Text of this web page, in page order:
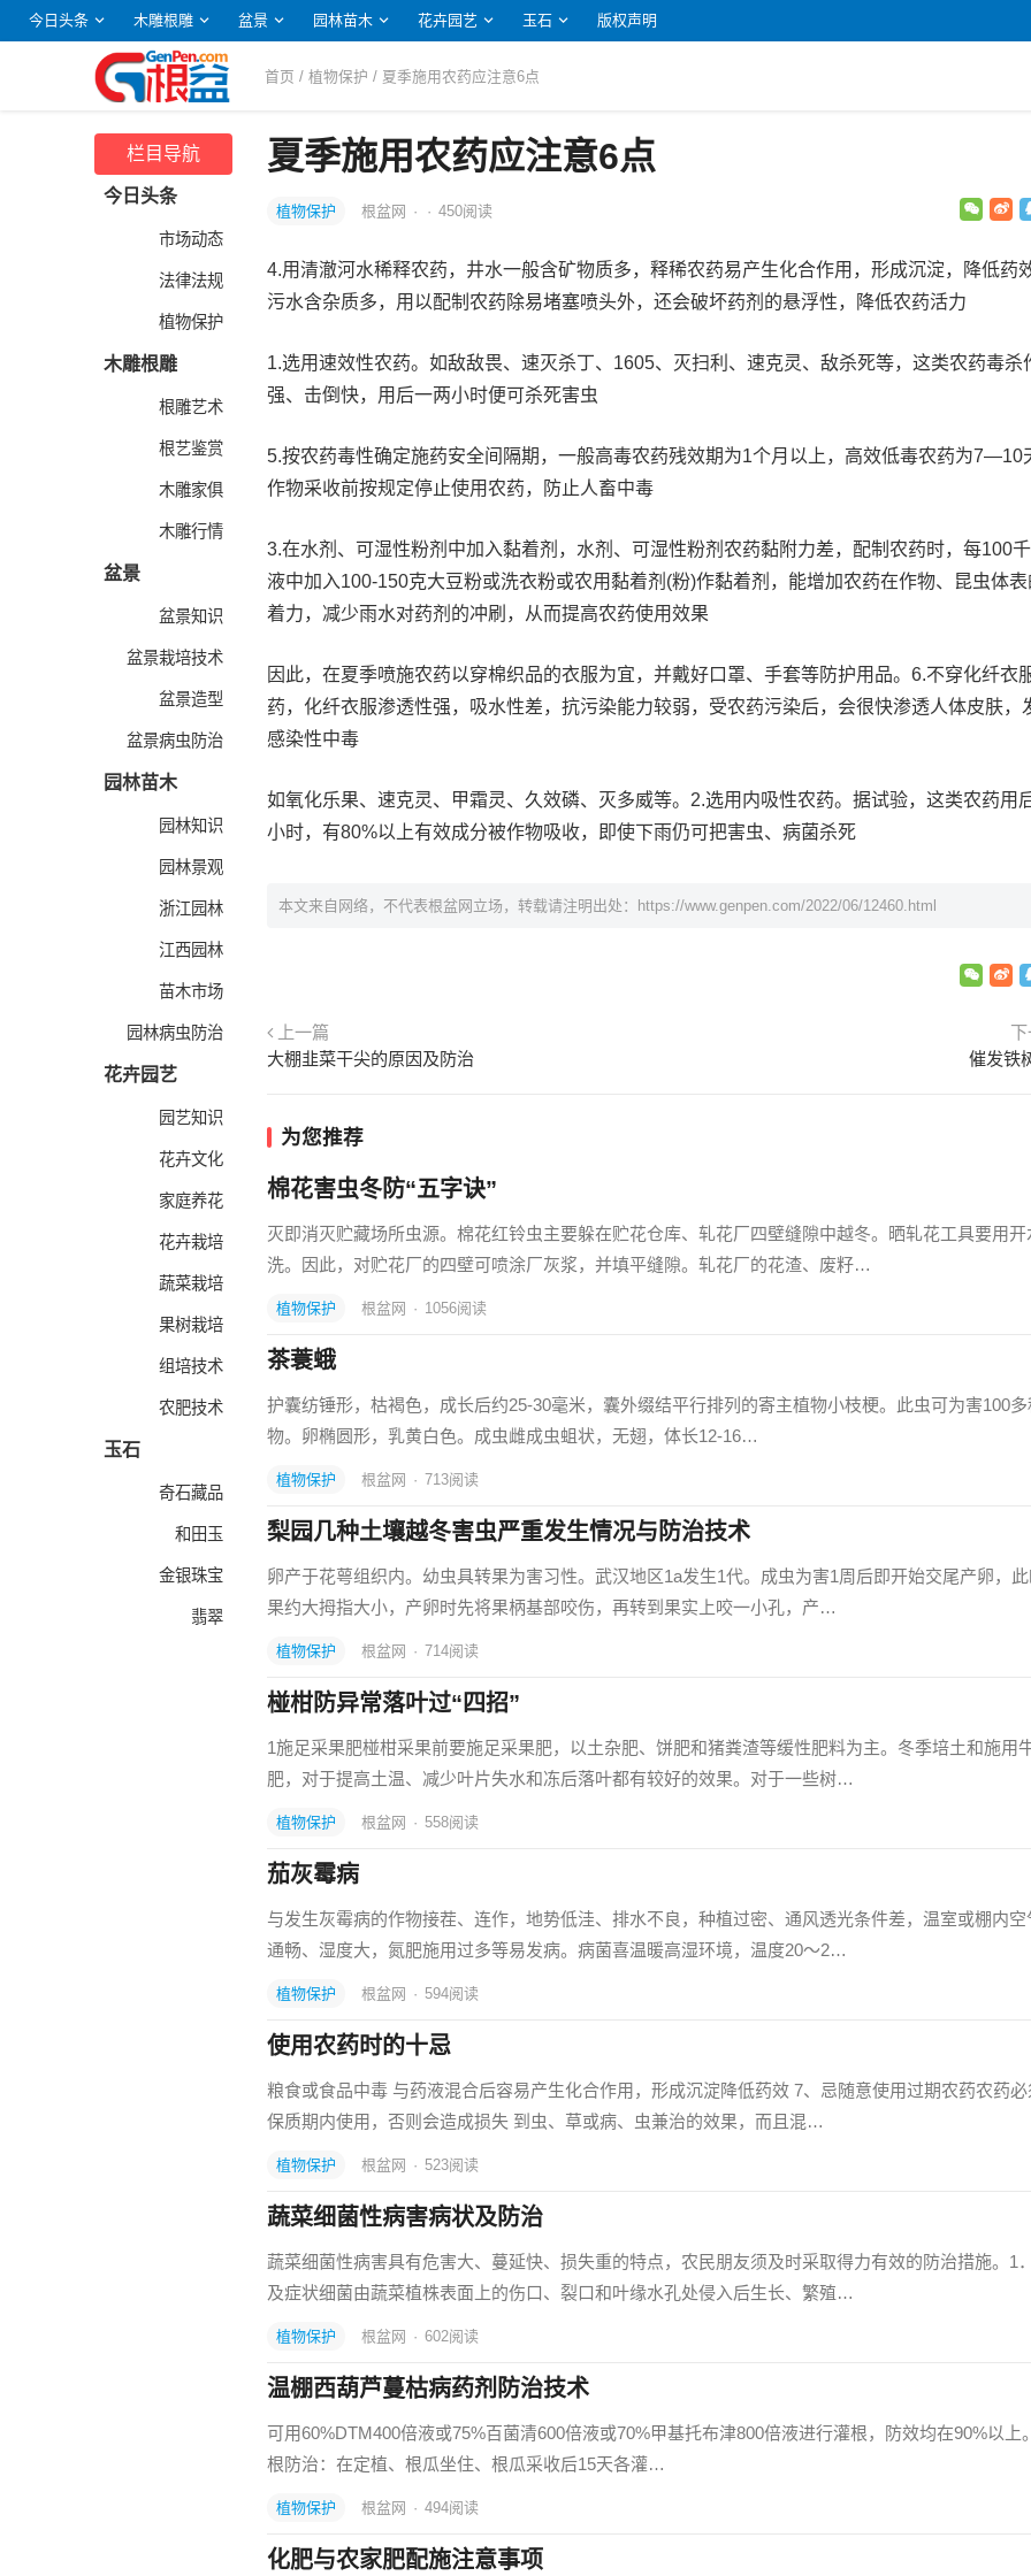
今日头条 木雕根雕 盆景 园林苗木 花卉园艺 玉石 版权声明
首页 /植物保护 / 夏季施用农药应注意6点
栏目导航
今日头条
市场动态
法律法规
植物保护
木雕根雕
根雕艺术
根艺鉴赏
木雕家俱
木雕行情
盆景
盆景知识
盆景栽培技术
盆景造型
盆景病虫防治
园林苗木
园林知识
园林景观
浙江园林
江西园林
苗木市场
园林病虫防治
花卉园艺
园艺知识
花卉文化
家庭养花
花卉栽培
蔬菜栽培
果树栽培
组培技术
农肥技术
玉石
奇石藏品
和田玉
金银珠宝
翡翠
夏季施用农药应注意6点
植物保护 根盆网 · · 450阅读
4.用清澈河水稀释农药，井水一般含矿物质多，释稀农药易产生化合作用，形成沉淀，降低药效
污水含杂质多，用以配制农药除易堵塞喷头外，还会破坏药剂的悬浮性，降低农药活力
1.选用速效性农药。如敌敌畏、速灭杀丁、1605、灭扫利、速克灵、敌杀死等，这类农药毒杀
强、击倒快，用后一两小时便可杀死害虫
5.按农药毒性确定施药安全间隔期，一般高毒农药残效期为1个月以上，高效低毒农药为7—10
作物采收前按规定停止使用农药，防止人畜中毒
3.在水剂、可湿性粉剂中加入黏着剂，水剂、可湿性粉剂农药黏附力差，配制农药时，每100
液中加入100-150克大豆粉或洗衣粉或农用黏着剂(粉)作黏着剂，能增加农药在作物、昆虫体
着力，减少雨水对药剂的冲刷，从而提高农药使用效果
因此，在夏季喷施农药以穿棉织品的衣服为宜，并戴好口罩、手套等防护用品。6.不穿化纤衣
药，化纤衣服渗透性强，吸水性差，抗污染能力较弱，受农药污染后，会很快渗透人体皮肤，
感染性中毒
如氧化乐果、速克灵、甲霜灵、久效磷、灭多威等。2.选用内吸性农药。据试验，这类农药用
小时，有80%以上有效成分被作物吸收，即使下雨仍可把害虫、病菌杀死
本文来自网络，不代表根盆网立场，转载请注明出处： https://www.genpen.com/2022/06/12460.html
上一篇
大棚韭菜干尖的原因及防治
催发铁
为您推荐
棉花害虫冬防“五字诀”
灭即消灭贮藏场所虫源。棉花红铃虫主要躲在贮花仓库、轧花厂四壁缝隙中越冬。晒轧花工具要用开
洗。因此，对贮花厂的四壁可喷涂厂灰浆，并填平缝隙。轧花厂的花渣、废籽…
植物保护 根盆网 · 1056阅读
茶蓑蛾
护囊纺锤形，枯褐色，成长后约25-30毫米，囊外缀结平行排列的寄主植物小枝梗。此虫可为害100多
物。卵椭圆形，乳黄白色。成虫雌成虫蛆状，无翅，体长12-16…
植物保护 根盆网 · 713阅读
梨园几种土壤越冬害虫严重发生情况与防治技术
卵产于花萼组织内。幼虫具转果为害习性。武汉地区1a发生1代。成虫为害1周后即开始交尾产卵，
果约大拇指大小，产卵时先将果柄基部咬伤，再转到果实上咬一小孔，产…
植物保护 根盆网 · 714阅读
椪柑防异常落叶过“四招”
1施足采果肥椪柑采果前要施足采果肥，以土杂肥、饼肥和猪粪渣等缓性肥料为主。冬季培土和施用
肥，对于提高土温、减少叶片失水和冻后落叶都有较好的效果。对于一些树…
植物保护 根盆网 · 558阅读
茄灰霉病
与发生灰霉病的作物接茬、连作，地势低洼、排水不良，种植过密、通风透光条件差，温室或棚内空
通畅、湿度大，氮肥施用过多等易发病。病菌喜温暖高湿环境，温度20～2…
植物保护 根盆网 · 594阅读
使用农药时的十忌
粮食或食品中毒 与药液混合后容易产生化合作用，形成沉淀降低药效 7、忌随意使用过期农药农药必
保质期内使用，否则会造成损失 到虫、草或病、虫兼治的效果，而且混…
植物保护 根盆网 · 523阅读
蔬菜细菌性病害病状及防治
蔬菜细菌性病害具有危害大、蔓延快、损失重的特点，农民朋友须及时采取得力有效的防治措施。1
及症状细菌由蔬菜植株表面上的伤口、裂口和叶缘水孔处侵入后生长、繁殖…
植物保护 根盆网 · 602阅读
温棚西葫芦蔓枯病药剂防治技术
可用60%DTM400倍液或75%百菌清600倍液或70%甲基托布津800倍液进行灌根，防效均在90%以上
根防治：在定植、根瓜坐住、根瓜采收后15天各灌…
植物保护 根盆网 · 494阅读
化肥与农家肥配施注意事项